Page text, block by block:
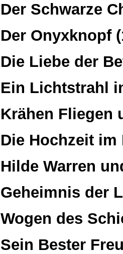
Der Schwarze
Der Onyxknopf
Die Liebe der
Ein Lichtstrahl
Krähen Fliegen
Die Hochzeit im
Hilde Warren
Geheimnis der
Wogen des
Sein Bester